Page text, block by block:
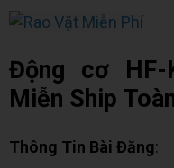
Động cơ HF-
Miễn Ship
Thông Tin Bài Đăng: